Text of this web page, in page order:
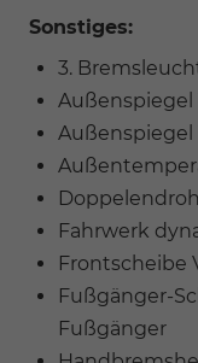
Sonstiges:
3.
Außenspiegel
Außenspiegel
Fahrwerk
Frontscheibe
Fußgänger-
Fußgänger